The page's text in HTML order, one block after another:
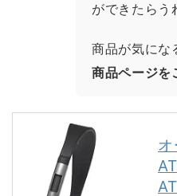
ができたらう
商品が気にな
商品ページを